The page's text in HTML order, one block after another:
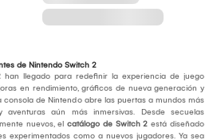
de Nintendo Switch 2
han llegado para redefinir la experiencia de juego
en rendimiento, gráficos de nueva generación y
de Nintendo abre las puertas a mundos más
aún más inmersivas. Desde secuelas
nuevos, el catálogo de Switch 2 está diseñado
experimentados como a nuevos jugadores. Ya sea